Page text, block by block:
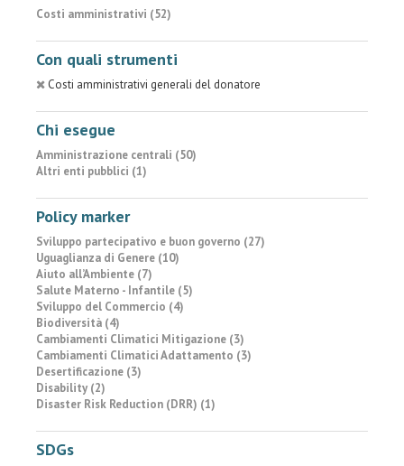
Costi amministrativi (52)
Con quali strumenti
Costi amministrativi generali del donatore
Chi esegue
Amministrazione centrali (50)
Altri enti pubblici (1)
Policy marker
Sviluppo partecipativo e buon governo (27)
Uguaglianza di Genere (10)
Aiuto all’Ambiente (7)
Salute Materno - Infantile (5)
Sviluppo del Commercio (4)
Biodiversità (4)
Cambiamenti Climatici Mitigazione (3)
Cambiamenti Climatici Adattamento (3)
Desertificazione (3)
Disability (2)
Disaster Risk Reduction (DRR) (1)
SDGs